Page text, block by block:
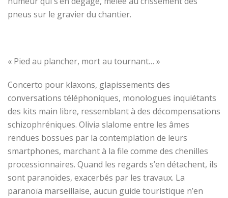
pneus sur le gravier du chantier.
« Pied au plancher, mort au tournant… »
Concerto pour klaxons, glapissements des
conversations téléphoniques, monologues inquiétants
des kits main libre, ressemblant à des décompensations
schizophréniques. Olivia slalome entre les âmes
rendues bossues par la contemplation de leurs
smartphones, marchant à la file comme des chenilles
processionnaires. Quand les regards s’en détachent, ils
sont paranoïdes, exacerbés par les travaux. La
paranoïa marseillaise, aucun guide touristique n’en